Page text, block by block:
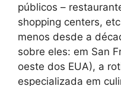
públicos –
shopping centers,
menos desde a
sobre eles: em San
oeste dos EUA), a
especializada em